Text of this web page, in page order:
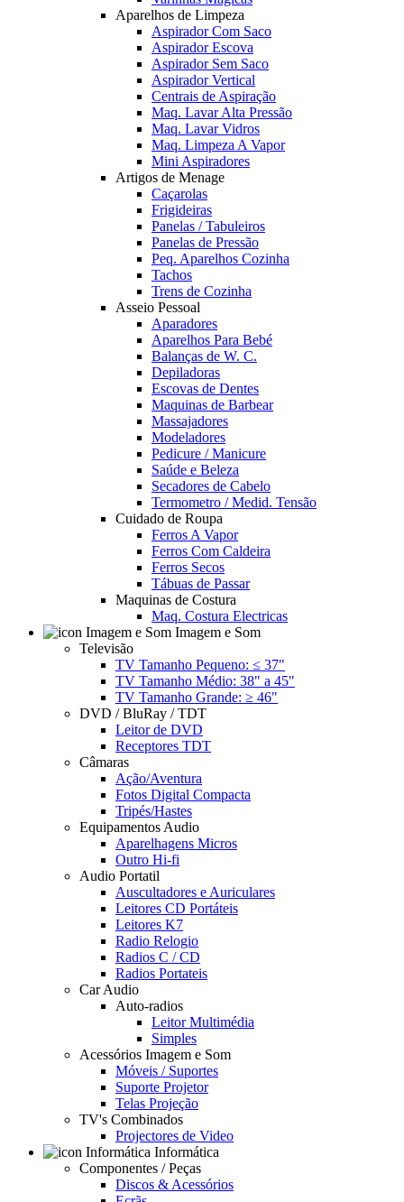
Aparelhos de Limpeza
Aspirador Com Saco
Aspirador Escova
Aspirador Sem Saco
Aspirador Vertical
Centrais de Aspiração
Maq. Lavar Alta Pressão
Maq. Lavar Vidros
Maq. Limpeza A Vapor
Mini Aspiradores
Artigos de Menage
Caçarolas
Frigideiras
Panelas / Tabuleiros
Panelas de Pressão
Peq. Aparelhos Cozinha
Tachos
Trens de Cozinha
Asseio Pessoal
Aparadores
Aparelhos Para Bebé
Balanças de W. C.
Depiladoras
Escovas de Dentes
Maquinas de Barbear
Massajadores
Modeladores
Pedicure / Manicure
Saúde e Beleza
Secadores de Cabelo
Termometro / Medid. Tensão
Cuidado de Roupa
Ferros A Vapor
Ferros Com Caldeira
Ferros Secos
Tábuas de Passar
Maquinas de Costura
Maq. Costura Electricas
Imagem e Som
Televisão
TV Tamanho Pequeno: ≤ 37"
TV Tamanho Médio: 38" a 45"
TV Tamanho Grande: ≥ 46"
DVD / BluRay / TDT
Leitor de DVD
Receptores TDT
Câmaras
Ação/Aventura
Fotos Digital Compacta
Tripés/Hastes
Equipamentos Audio
Aparelhagens Micros
Outro Hi-fi
Audio Portatil
Auscultadores e Auriculares
Leitores CD Portáteis
Leitores K7
Radio Relogio
Radios C / CD
Radios Portateis
Car Audio
Auto-radios
Leitor Multimédia
Simples
Acessórios Imagem e Som
Móveis / Suportes
Suporte Projetor
Telas Projeção
TV's Combinados
Projectores de Video
Informática
Componentes / Peças
Discos & Acessórios